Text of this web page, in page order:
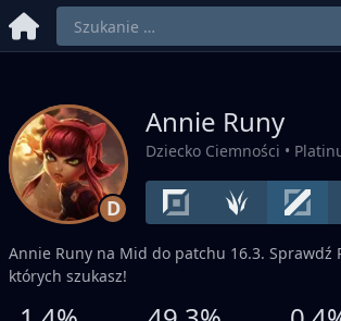
D
Annie Runy
Dziecko Ciemności •
Annie Runy na Mid do patchu 16.3. Sprawdź
których szukasz!